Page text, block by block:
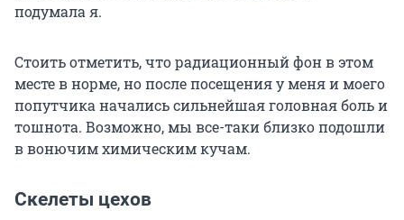
подумала я.
Стоить отметить, что радиационный фон в этом
месте в норме, но после посещения у меня и моего
попутчика начались сильнейшая головная боль и
тошнота. Возможно, мы все-таки близко подошли
в вонючим химическим кучам.
Скелеты цехов